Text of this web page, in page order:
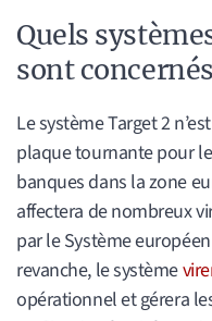
Quels
sont
Le système Target 2
plaque tournante pour
banques dans la zone
affectera de nombreux
par le Système
revanche, le système
opérationnel et gérera